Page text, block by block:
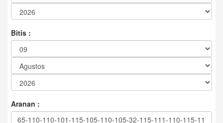
Bitis :
Aranan :